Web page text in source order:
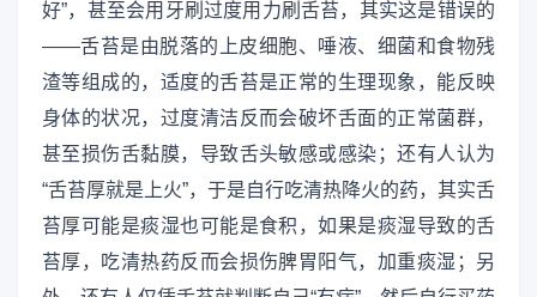
好”，甚至会用牙刷过度用力刷舌苔，其实这是错误的
——舌苔是由脱落的上皮细胞、唾液、细菌和食物残
渣等组成的，适度的舌苔是正常的生理现象，能反映
身体的状况，过度清洁反而会破坏舌面的正常菌群，
甚至损伤舌黏膜，导致舌头敏感或感染；还有人认为
“舌苔厚就是上火”，于是自行吃清热降火的药，其实舌
苔厚可能是痰湿也可能是食积，如果是痰湿导致的舌
苔厚，吃清热药反而会损伤脾胃阳气，加重痰湿；另